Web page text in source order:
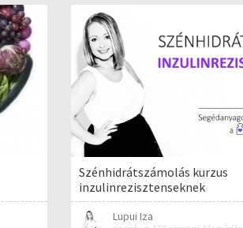
Szénhidrátszámolás kurzus
inzulinrezisztenseknek
Lupui Iza